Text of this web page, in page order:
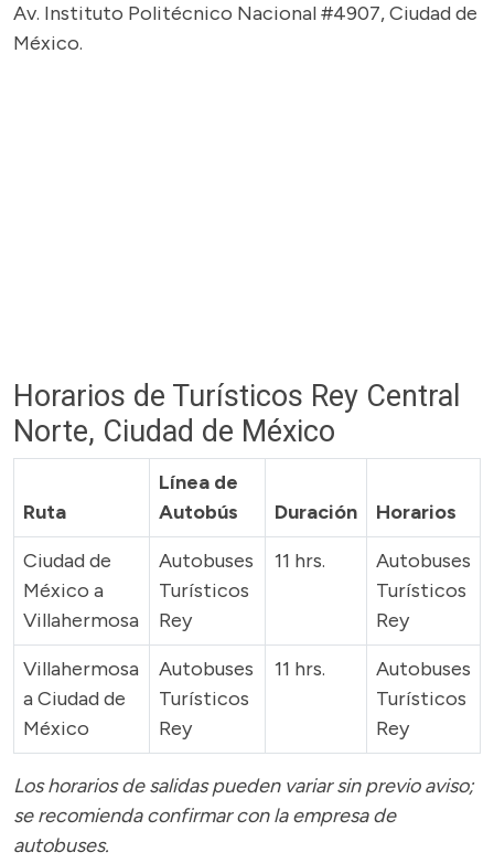
Av. Instituto Politécnico Nacional #4907, Ciudad de
México.
Horarios de Turísticos Rey Central
Norte, Ciudad de México
Ruta
Línea de
Autobús
Duración
Horarios
Ciudad de
México a
Villahermosa
Autobuses
Turísticos
Rey
11 hrs.
Autobuses
Turísticos
Rey
Villahermosa
a Ciudad de
México
Autobuses
Turísticos
Rey
11 hrs.
Autobuses
Turísticos
Rey
Los horarios de salidas pueden variar sin previo aviso;
se recomienda confirmar con la empresa de
autobuses.